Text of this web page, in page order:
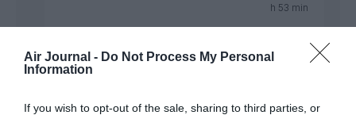
Air Journal - Do Not Process My Personal
Information
If you wish to opt-out of the sale, sharing to third parties, or
h 53 min
RÉPONDRE